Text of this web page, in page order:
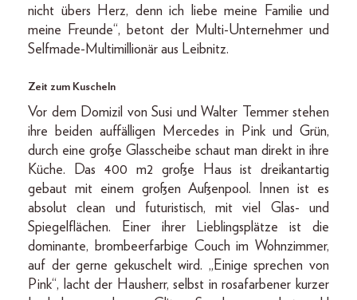
nicht übers Herz, denn ich liebe meine Familie und
meine Freunde“, betont der Multi-Unternehmer und
Selfmade-Multimillionär aus Leibnitz.
Zeit zum Kuscheln
Vor dem Domizil von Susi und Walter Temmer stehen
ihre beiden auffälligen Mercedes in Pink und Grün,
durch eine große Glasscheibe schaut man direkt in ihre
Küche. Das 400 m2 große Haus ist dreikantartig
gebaut mit einem großen Außenpool. Innen ist es
absolut clean und futuristisch, mit viel Glas- und
Spiegelflächen. Einer ihrer Lieblingsplätze ist die
dominante, brombeerfarbige Couch im Wohnzimmer,
auf der gerne gekuschelt wird. „Einige sprechen von
Pink“, lacht der Hausherr, selbst in rosafarbener kurzer